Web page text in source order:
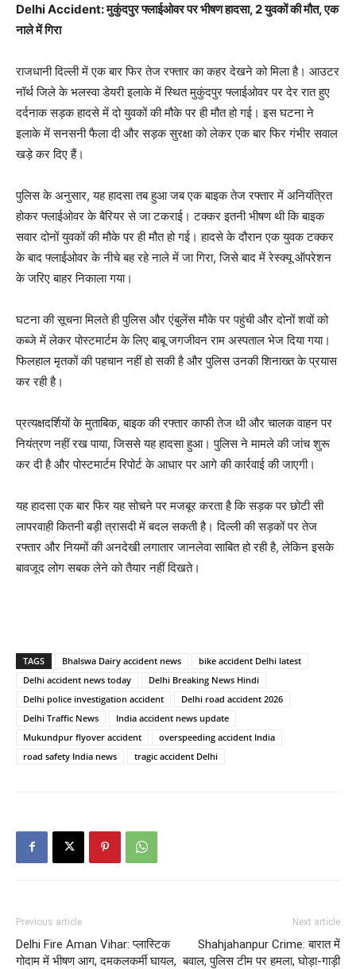
Delhi Accident: मुकुंदपुर फ्लाईओवर पर भीषण हादसा, 2 युवकों की मौत, एक
नाले में गिरा
राजधानी दिल्ली में एक बार फिर तेज रफ्तार का कहर देखने को मिला है। आउटर
नॉर्थ जिले के भलस्वा डेयरी इलाके में स्थित मुकुंदपुर फ्लाईओवर पर देर रात हुए
दर्दनाक सड़क हादसे में दो युवकों की मौके पर ही मौत हो गई। इस घटना ने
इलाके में सनसनी फैला दी और सड़क सुरक्षा को लेकर एक बार फिर गंभीर सवाल
खड़े कर दिए हैं।
पुलिस के अनुसार, यह हादसा तब हुआ जब एक बाइक तेज रफ्तार में अनियंत्रित
होकर फ्लाईओवर के बैरियर से जा टकराई। टक्कर इतनी भीषण थी कि बाइक
सवार दोनों युवकों की मौके पर ही मौत हो गई। हादसे के दौरान एक युवक टक्कर
के बाद फ्लाईओवर के नीचे बह रहे नाले में जा गिरा, जिसे बाद में रेस्क्यू ऑपरेशन
के जरिए बाहर निकाला गया।
घटना की सूचना मिलते ही पुलिस और एंबुलेंस मौके पर पहुंची और दोनों शवों को
कब्जे में लेकर पोस्टमार्टम के लिए बाबू जगजीवन राम अस्पताल भेज दिया गया।
फिलहाल मृतकों की पहचान नहीं हो सकी है और पुलिस उनकी शिनाख्त के प्रयास
कर रही है।
प्रत्यक्षदर्शियों के मुताबिक, बाइक की रफ्तार काफी तेज थी और चालक वाहन पर
नियंत्रण नहीं रख पाया, जिससे यह हादसा हुआ। पुलिस ने मामले की जांच शुरू
कर दी है और पोस्टमार्टम रिपोर्ट के आधार पर आगे की कार्रवाई की जाएगी।
यह हादसा एक बार फिर यह सोचने पर मजबूर करता है कि सड़क पर छोटी सी
लापरवाही कितनी बड़ी त्रासदी में बदल सकती है। दिल्ली की सड़कों पर तेज
रफ्तार और नियमों की अनदेखी लगातार जानलेवा साबित हो रही है, लेकिन इसके
बावजूद लोग सबक लेने को तैयार नहीं दिखते।
TAGS Bhalswa Dairy accident news
bike accident Delhi latest
Delhi accident news today
Delhi Breaking News Hindi
Delhi police investigation accident
Delhi road accident 2026
Delhi Traffic News
India accident news update
Mukundpur flyover accident
overspeeding accident India
road safety India news
tragic accident Delhi
Previous article
Delhi Fire Aman Vihar: प्लास्टिक
गोदाम में भीषण आग, दमकलकर्मी घायल,
Next article
Shahjahanpur Crime: बारात में
बवाल, पुलिस टीम पर हमला, घोड़ा-गाड़ी